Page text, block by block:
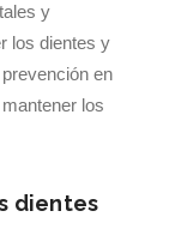
y
los dientes y
en
los
dientes